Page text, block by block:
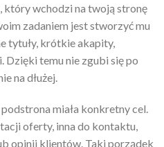
wchodzi na twoją stronę
zadaniem jest stworzyć mu
tytuły, krótkie akapity,
Dzięki temu nie zgubi się po
na dłużej.
miała konkretny cel.
oferty, inna do kontaktu,
opinii klientów. Taki porządek